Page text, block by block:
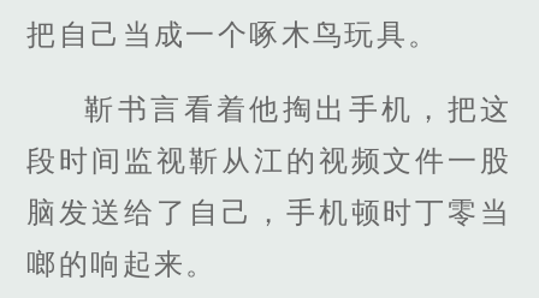
把自己当成一个啄木鸟玩具。
靳书言看着他掏出手机，把这
段时间监视靳从江的视频文件一股
脑发送给了自己，手机顿时丁零当
啷的响起来。